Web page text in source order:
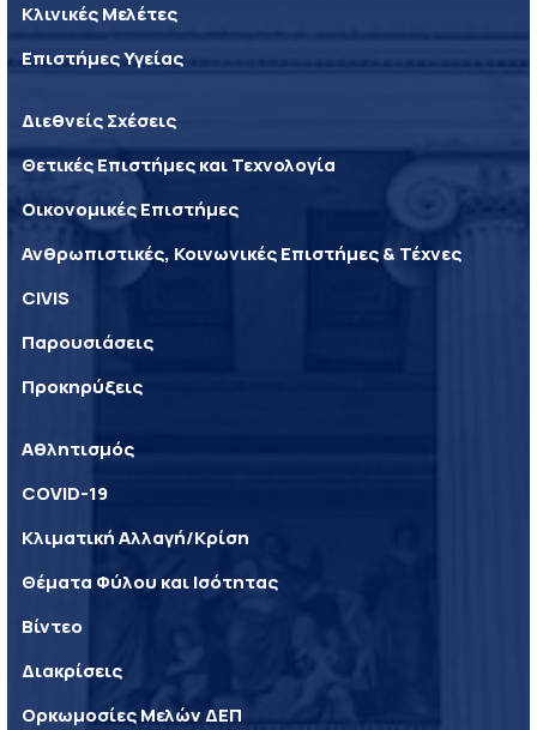
Κλινικές Μελέτες
Επιστήμες Υγείας
Διεθνείς Σχέσεις
Θετικές Επιστήμες και Τεχνολογία
Οικονομικές Επιστήμες
Ανθρωπιστικές, Κοινωνικές Επιστήμες & Τέχνες
CIVIS
Παρουσιάσεις
Προκηρύξεις
Αθλητισμός
COVID-19
Κλιματική Αλλαγή/Κρίση
Θέματα Φύλου και Ισότητας
Βίντεο
Διακρίσεις
Ορκωμοσίες Μελών ΔΕΠ